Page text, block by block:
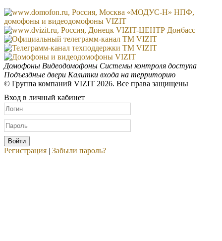
Домофоны Видеодомофоны Системы контроля доступа
Подъездные двери Калитки входа на территорию
© Группа компаний VIZIT 2026. Все права защищены
Вход в личный кабинет
Регистрация Забыли пароль?